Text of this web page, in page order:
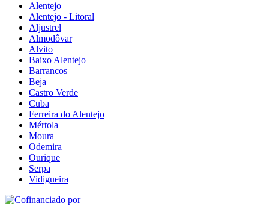
Alentejo
Alentejo - Litoral
Aljustrel
Almodôvar
Alvito
Baixo Alentejo
Barrancos
Beja
Castro Verde
Cuba
Ferreira do Alentejo
Mértola
Moura
Odemira
Ourique
Serpa
Vidigueira